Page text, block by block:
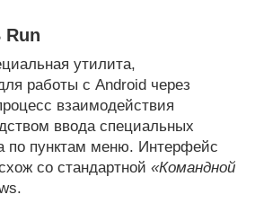
Run
утилита,
работы с Android через
взаимодействия
ввода специальных
по пунктам меню. Интерфейс
со стандартной «Командной